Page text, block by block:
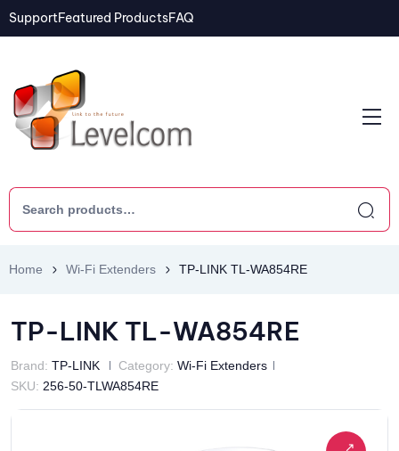
SupportFeatured ProductsFAQ
Home Wi-Fi Extenders TP-LINK TL-WA854RE
TP-LINK TL-WA854RE
Brand: TP-LINK Category: Wi-Fi Extenders
SKU: 256-50-TLWA854RE